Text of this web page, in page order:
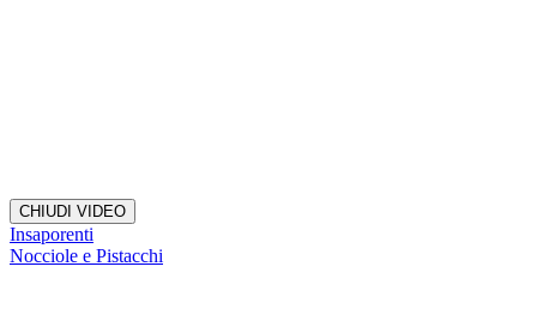
CHIUDI VIDEO
Insaporenti
Nocciole e Pistacchi